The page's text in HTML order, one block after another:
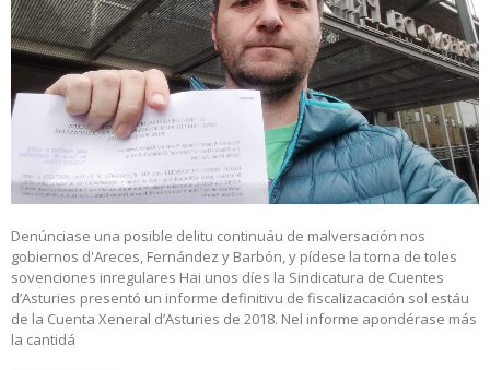
Denúnciase una posible delitu continuáu de malversación nos
gobiernos d'Areces, Fernández y Barbón, y pídese la torna de toles
sovenciones inregulares Hai unos díes la Sindicatura de Cuentes
d’Asturies presentó un informe definitivu de fiscalizacación sol estáu
de la Cuenta Xeneral d’Asturies de 2018. Nel informe apondérase más
la cantidá